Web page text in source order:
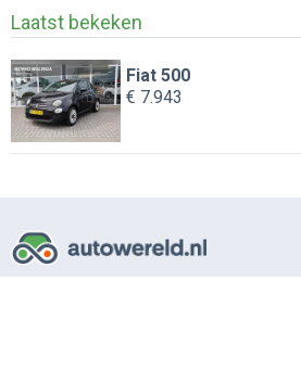
Laatst bekeken
Fiat 500
€ 7.943